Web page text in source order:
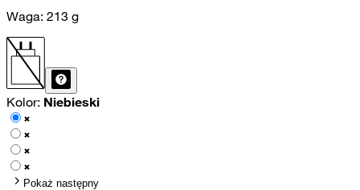
Waga: 213 g
Kolor: Niebieski
Pokaż następny